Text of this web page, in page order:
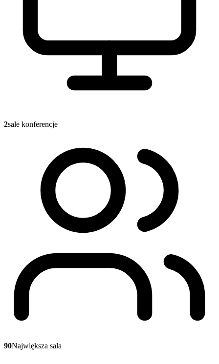
2sale konferencje
90Największa sala